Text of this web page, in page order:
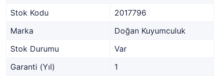
Stok Kodu
2017796
Marka
Doğan Kuyumculuk
Stok Durumu
Var
Garanti (Yıl)
1